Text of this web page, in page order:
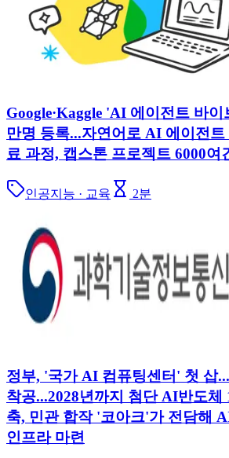
Google·Kaggle 'AI 에이전트 바
만명 등록...자연어로 AI 에이전
료 과정, 캡스톤 프로젝트 6000여
인공지능 · 교육 2분
정부, '국가 AI 컴퓨팅센터' 첫 삽
착공...2028년까지 첨단 AI반도체
축, 민관 합작 '코아크'가 전담해
인프라 마련